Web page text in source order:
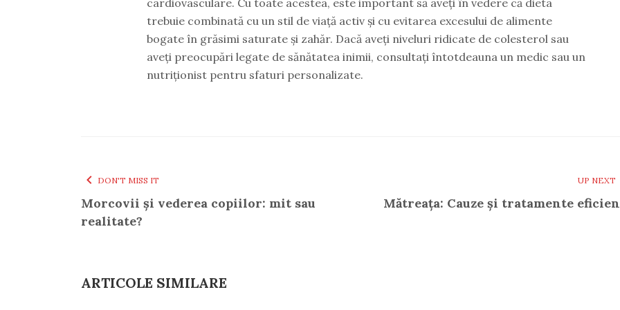
cardiovasculare. Cu toate acestea, este important să aveți în vedere că dieta
trebuie combinată cu un stil de viață activ și cu evitarea excesului de alimente
bogate în grăsimi saturate și zahăr. Dacă aveți niveluri ridicate de colesterol sau
aveți preocupări legate de sănătatea inimii, consultați întotdeauna un medic sau un
nutriționist pentru sfaturi personalizate.
DON'T MISS IT
Morcovii și vederea copiilor: mit sau
realitate?
UP NEXT
Mătreața: Cauze și tratamente
ARTICOLE SIMILARE